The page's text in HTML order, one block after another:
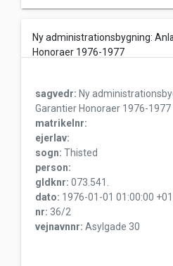
Ny administrationsbygning:
Honoraer 1976-1977
sagvedr: Ny
Garantier Honoraer 1976-1977
matrikelnr:
ejerlav:
sogn: Thisted
person:
gldknr: 073.541.
dato: 1976-01-01 01:00:00
nr: 36/2
vejnavnnr: Asylgade 30